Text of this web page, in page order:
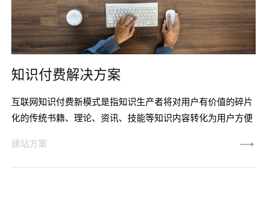
知识付费解决方案
互联网知识付费新模式是指知识生产者将对用户有价值的碎片
化的传统书籍、理论、资讯、技能等知识内容转化为用户方便
网知识付费平台或者自媒体渠道传播与网络营销，最终通过消
费者便利的线上付费方式购买，从而满足人们提升认知水平和
建站方案